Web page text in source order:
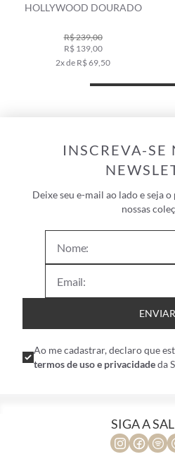
HOLLYWOOD PRATA
R$ 219,00
R$ 129,00
2x de R$ 64,50
INSCREVA-SE
Deixe seu e-mail ao lado e seja
nossas
ENVIAR
Ao me cadastrar, declaro que
termos de uso e privacidadeda
SIGA A